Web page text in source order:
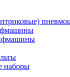
наборы